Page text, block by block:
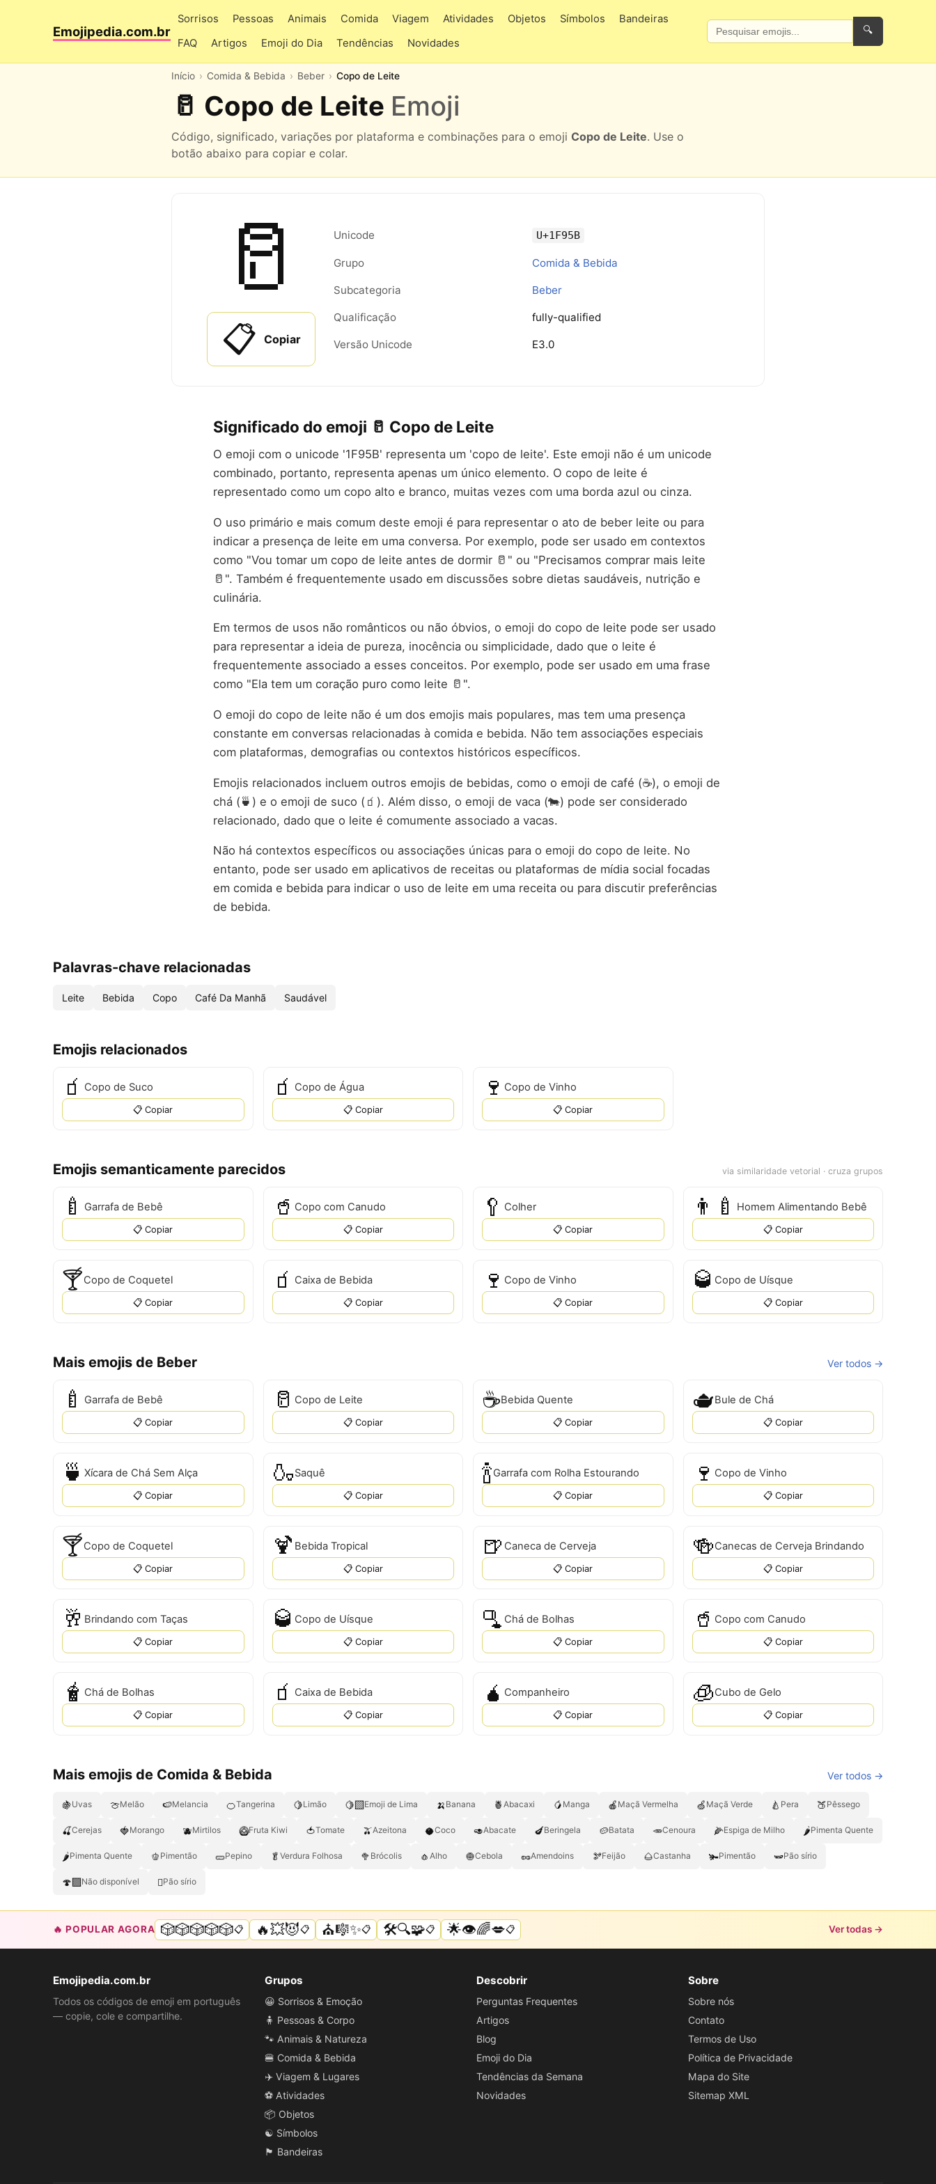
Emojipedia.com.br
Sorrisos Pessoas Animais Comida Viagem Atividades Objetos Símbolos
Bandeiras
FAQ
Artigos Emoji do Dia Tendências Novidades
🔍
Início Comida & Bebida Beber Copo de Leite
🥛 Copo de Leite Emoji
Código, significado, variações por plataforma e combinações para o emoji Copo de Leite. Use o
botão abaixo para copiar e colar.
🥛
📋 Copiar
Unicode U+1F95B
Grupo Comida & Bebida
Subcategoria Beber
Qualificação fully-qualified
Versão Unicode E3.0
Significado do emoji 🥛 Copo de Leite
O emoji com o unicode '1F95B' representa um 'copo de leite'. Este emoji não é um unicode
combinado, portanto, representa apenas um único elemento. O copo de leite é
representado como um copo alto e branco, muitas vezes com uma borda azul ou cinza.
O uso primário e mais comum deste emoji é para representar o ato de beber leite ou para
indicar a presença de leite em uma conversa. Por exemplo, pode ser usado em contextos
como "Vou tomar um copo de leite antes de dormir 🥛" ou "Precisamos comprar mais leite
🥛". Também é frequentemente usado em discussões sobre dietas saudáveis, nutrição e
culinária.
Em termos de usos não românticos ou não óbvios, o emoji do copo de leite pode ser usado
para representar a ideia de pureza, inocência ou simplicidade, dado que o leite é
frequentemente associado a esses conceitos. Por exemplo, pode ser usado em uma frase
como "Ela tem um coração puro como leite 🥛".
O emoji do copo de leite não é um dos emojis mais populares, mas tem uma presença
constante em conversas relacionadas à comida e bebida. Não tem associações especiais
com plataformas, demografias ou contextos históricos específicos.
Emojis relacionados incluem outros emojis de bebidas, como o emoji de café (☕), o emoji de
chá (🍵) e o emoji de suco (🧃). Além disso, o emoji de vaca (🐄) pode ser considerado
relacionado, dado que o leite é comumente associado a vacas.
Não há contextos específicos ou associações únicas para o emoji do copo de leite. No
entanto, pode ser usado em aplicativos de receitas ou plataformas de mídia social focadas
em comida e bebida para indicar o uso de leite em uma receita ou para discutir preferências
de bebida.
Palavras-chave relacionadas
Leite Bebida Copo Café Da Manhã Saudável
Emojis relacionados
🧃 Copo de Suco
📋 Copiar
🧃 Copo de Água
📋 Copiar
🍷 Copo de Vinho
📋 Copiar
Emojis semanticamente parecidos via similaridade vetorial · cruza grupos
🍼 Garrafa de Bebê
📋 Copiar
🥤 Copo com Canudo
📋 Copiar
🥄 Colher
📋 Copiar
👨‍🍼 Homem Alimentando Bebê
📋 Copiar
🍸Copo de Coquetel
📋 Copiar
🧃 Caixa de Bebida
📋 Copiar
🍷 Copo de Vinho
📋 Copiar
🥃 Copo de Uísque
📋 Copiar
Mais emojis de Beber Ver todos →
🍼 Garrafa de Bebê
📋 Copiar
🥛 Copo de Leite
📋 Copiar
☕Bebida Quente
📋 Copiar
🫖Bule de Chá
📋 Copiar
🍵 Xícara de Chá Sem Alça
📋 Copiar
🍶Saquê
📋 Copiar
🍾Garrafa com Rolha Estourando
📋 Copiar
🍷 Copo de Vinho
📋 Copiar
🍸Copo de Coquetel
📋 Copiar
🍹 Bebida Tropical
📋 Copiar
🍺 Caneca de Cerveja
📋 Copiar
🍻Canecas de Cerveja Brindando
📋 Copiar
🥂 Brindando com Taças
📋 Copiar
🥃 Copo de Uísque
📋 Copiar
🫗 Chá de Bolhas
📋 Copiar
🥤 Copo com Canudo
📋 Copiar
🧋 Chá de Bolhas
📋 Copiar
🧃 Caixa de Bebida
📋 Copiar
🧉 Companheiro
📋 Copiar
🧊Cubo de Gelo
📋 Copiar
Mais emojis de Comida & Bebida Ver todos →
🍇Uvas 🍈Melão 🍉Melancia 🍊Tangerina 🍋Limão 🍋‍🟩Emoji de Lima 🍌 Banana 🍍 Abacaxi 🥭 Manga 🍎 Maçã Vermelha 🍏 Maçã Verde 🍐 Pera 🍑Pêssego
🍒Cerejas 🍓Morango 🫐Mirtilos 🥝Fruta Kiwi 🍅Tomate 🫒Azeitona 🥥Coco 🥑Abacate 🍆Beringela 🥔Batata 🥕Cenoura 🌽Espiga de Milho 🌶️Pimenta Quente
🌶Pimenta Quente 🫑 Pimentão 🥒Pepino 🥬 Verdura Folhosa 🥦 Brócolis 🧄 Alho 🧅Cebola 🥜Amendoins 🫘Feijão 🌰Castanha 🫚Pimentão 🫛Pão sírio
🍄‍🟫Não disponível 🫜Pão sírio
🔥 POPULAR AGORA 🎲🎲🎲🎲🎲📋 🔥💥😈📋 ⛪🎼✨📋 🛠️🔍🧩📋 🌟👁️🌈💋📋 Ver todas →
Emojipedia.com.br
Todos os códigos de emoji em português
— copie, cole e compartilhe.
Grupos
😀 Sorrisos & Emoção
🧍 Pessoas & Corpo
🐾 Animais & Natureza
🍔 Comida & Bebida
✈️ Viagem & Lugares
⚽ Atividades
📦 Objetos
☯️ Símbolos
🏴 Bandeiras
Descobrir
Perguntas Frequentes
Artigos
Blog
Emoji do Dia
Tendências da Semana
Novidades
Sobre
Sobre nós
Contato
Termos de Uso
Política de Privacidade
Mapa do Site
Sitemap XML